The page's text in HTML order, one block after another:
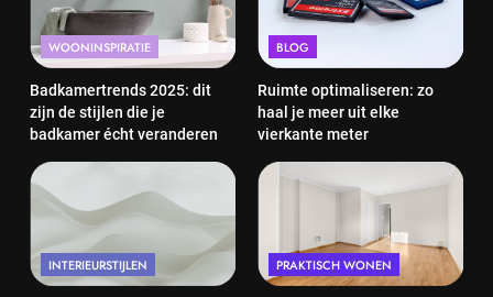
WOONINSPIRATIE
Badkamertrends 2025: dit
zijn de stijlen die je
badkamer écht veranderen
BLOG
Ruimte optimaliseren: zo
haal je meer uit elke
vierkante meter
INTERIEURSTIJLEN PRAKTISCH WONEN